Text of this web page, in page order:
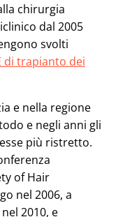
chirurgia
dal 2005
svolti
di trapianto dei
e nella regione
e negli anni gli
più ristretto.
of Hair
nel 2006, a
2010, e